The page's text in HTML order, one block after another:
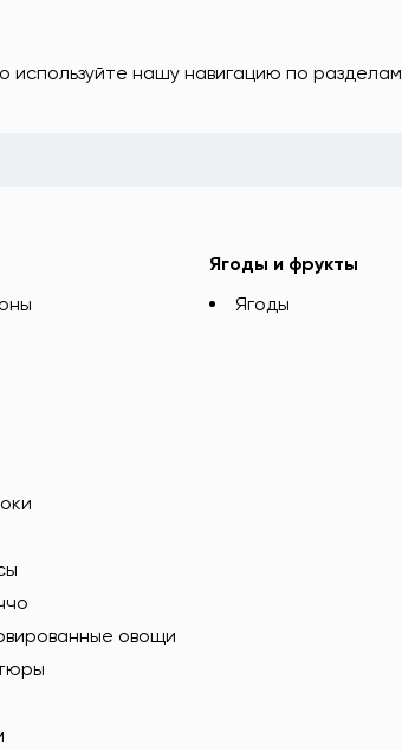
используйте нашу навигацию по разделам
овощи
Ягоды и фрукты
Ягоды